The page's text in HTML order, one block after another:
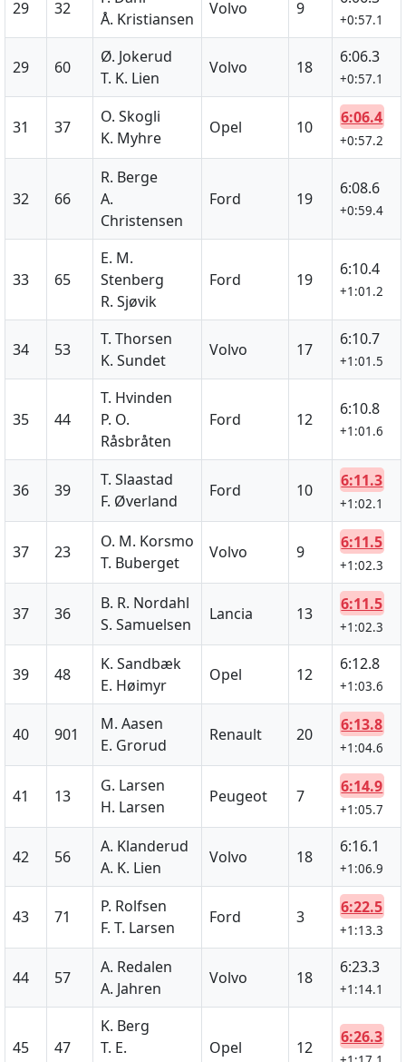
29 32
Å. Kristiansen
Volvo 9
+0:57.1
29 60
Ø. Jokerud
T. K. Lien
Volvo 18
6:06.3
+0:57.1
31 37
O. Skogli
K. Myhre
Opel 10
6:06.4
+0:57.2
32 66
R. Berge
A.
Christensen
Ford 19
6:08.6
+0:59.4
33 65
E. M.
Stenberg
R. Sjøvik
Ford 19
6:10.4
+1:01.2
34 53
T. Thorsen
K. Sundet
Volvo 17
6:10.7
+1:01.5
35 44
T. Hvinden
P. O.
Råsbråten
Ford 12
6:10.8
+1:01.6
36 39
T. Slaastad
F. Øverland
Ford 10
6:11.3
+1:02.1
37 23
O. M. Korsmo
T. Buberget
Volvo 9
6:11.5
+1:02.3
37 36
B. R. Nordahl
S. Samuelsen
Lancia 13
6:11.5
+1:02.3
39 48
K. Sandbæk
E. Høimyr
Opel 12
6:12.8
+1:03.6
40 901
M. Aasen
E. Grorud
Renault 20
6:13.8
+1:04.6
41 13
G. Larsen
H. Larsen
Peugeot 7
6:14.9
+1:05.7
42 56
A. Klanderud
A. K. Lien
Volvo 18
6:16.1
+1:06.9
43 71
P. Rolfsen
F. T. Larsen
Ford 3
6:22.5
+1:13.3
44 57
A. Redalen
A. Jahren
Volvo 18
6:23.3
+1:14.1
45 47
K. Berg
T. E.
Opel 12
6:26.3